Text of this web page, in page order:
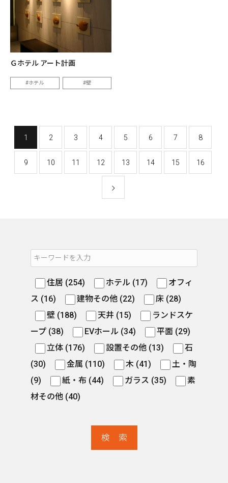
Ｇホテル アート計画
ホテル 壁
1 2 3 4 5 6 7 8
9 10 11 12 13 14 15 16
住居 (254) ホテル (17)
オフィ
ス (16)
建物その他 (22)
床 (28)
壁 (188)
天井 (15)
ランドスケ
ープ (38)
EVホール (34)
平面 (29)
立体 (176)
設置その他 (13)
石
(30)
金属 (110) 木 (41)
土・陶
(9)
紙・布 (44) ガラス (35)
素
材その他 (40)